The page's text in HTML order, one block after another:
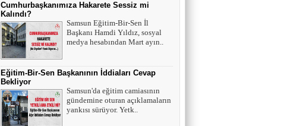
Cumhurbaşkanımıza Hakarete Sessiz mi
Kalındı?
Samsun Eğitim-Bir-Sen İl
Başkanı Hamdi Yıldız, sosyal
medya hesabından Mart ayın..
Eğitim-Bir-Sen Başkanının İddiaları Cevap
Bekliyor
Samsun'da eğitim camiasının
gündemine oturan açıklamaların
yankısı sürüyor. Yetk..